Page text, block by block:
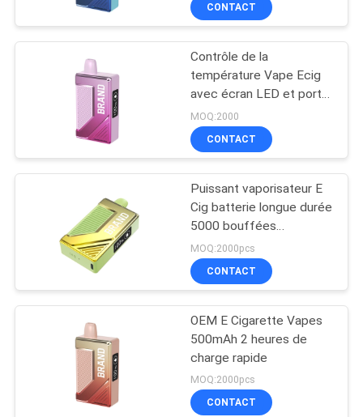
CONTACT
Contrôle de la
température Vape Ecig
avec écran LED et port
de charge USB
MOQ:2000
CONTACT
Puissant vaporisateur E
Cig batterie longue durée
5000 bouffées
conception OEM
MOQ:2000pcs
CONTACT
OEM E Cigarette Vapes
500mAh 2 heures de
charge rapide
MOQ:2000pcs
CONTACT